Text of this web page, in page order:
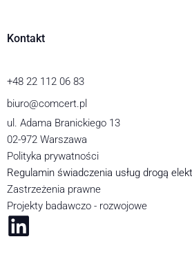
Kontakt
+48 22 112 06 83
biuro@comcert.pl
ul. Adama Branickiego 13
02-972 Warszawa
Polityka prywatności
Regulamin świadczenia usług drogą
Zastrzeżenia prawne
Projekty badawczo - rozwojowe